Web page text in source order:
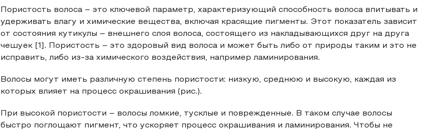
Пористость волоса – это ключевой параметр, характеризующий способность волоса впитывать и
удерживать влагу и химические вещества, включая красящие пигменты. Этот показатель зависит
от состояния кутикулы – внешнего слоя волоса, состоящего из накладывающихся друг на друга
чешуек [1]. Пористость – это здоровый вид волоса и может быть либо от природы таким и это не
исправить, либо из-за химического воздействия, например ламинирования.
Волосы могут иметь различную степень пористости: низкую, среднюю и высокую, каждая из
которых влияет на процесс окрашивания (рис.).
При высокой пористости – волосы ломкие, тусклые и поврежденные. В таком случае волосы
быстро поглощают пигмент, что ускоряет процесс окрашивания и ламинирования. Чтобы не